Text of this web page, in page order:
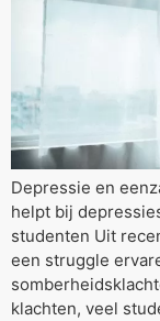
Depressie en
helpt bij
studenten Uit
een struggle
klachten, veel